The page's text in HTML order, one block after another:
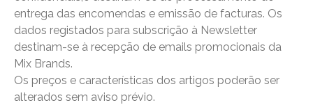
entrega das encomendas e emissão de facturas. Os
dados registados para subscrição à Newsletter
destinam-se à recepção de emails promocionais da
Mix Brands.
Os preços e características dos artigos poderão ser
alterados sem aviso prévio.